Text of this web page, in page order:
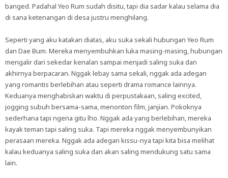
banged. Padahal Yeo Rum sudah disitu, tapi dia sadar kalau selama dia
di sana ketenangan di desa justru menghilang.
Seperti yang aku katakan diatas, aku suka sekali hubungan Yeo Rum
dan Dae Bum. Mereka menyembuhkan luka masing-masing, hubungan
mengalir dari sekedar kenalan sampai menjadi saling suka dan
akhirnya berpacaran. Nggak lebay sama sekali, nggak ada adegan
yang romantis berlebihan atau seperti drama romance lainnya.
Keduanya menghabiskan waktu di perpustakaan, saling excited,
jogging subuh bersama-sama, menonton film, janjian. Pokoknya
sederhana tapi ngena gitu lho. Nggak ada yang berlebihan, mereka
kayak teman tapi saling suka. Tapi mereka nggak menyembunyikan
perasaan mereka. Nggak ada adegan kissu-nya tapi kita bisa melihat
kalau keduanya saling suka dan akan saling mendukung satu sama
lain.